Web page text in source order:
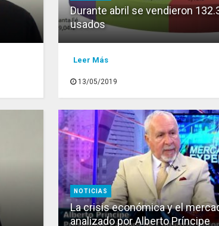
Durante abril se vendieron
usados
Leer Más
13/05/2019
NOTICIAS
La crisis económica y el
analizado por Alberto Príncipe